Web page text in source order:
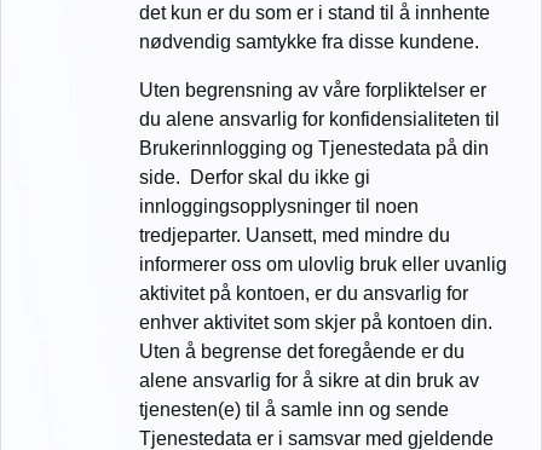
det kun er du som er i stand til å innhente
nødvendig samtykke fra disse kundene.
Uten begrensning av våre forpliktelser er
du alene ansvarlig for konfidensialiteten til
Brukerinnlogging og Tjenestedata på din
side. Derfor skal du ikke gi
innloggingsopplysninger til noen
tredjeparter. Uansett, med mindre du
informerer oss om ulovlig bruk eller uvanlig
aktivitet på kontoen, er du ansvarlig for
enhver aktivitet som skjer på kontoen din.
Uten å begrense det foregående er du
alene ansvarlig for å sikre at din bruk av
tjenesten(e) til å samle inn og sende
Tjenestedata er i samsvar med gjeldende